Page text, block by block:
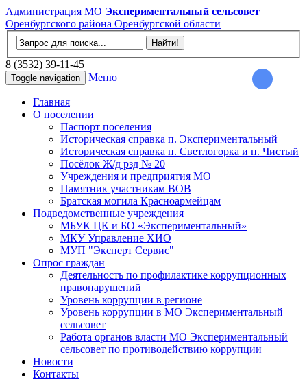
Администрация МО Экспериментальный сельсовет
Оренбургского района Оренбургской области
8 (3532) 39-11-45
Toggle navigation Меню
Главная
О поселении
Паспорт поселения
Историческая справка п. Экспериментальный
Историческая справка п. Светлогорка и п. Чистый
Посёлок Ж/д рзд № 20
Учреждения и предприятия МО
Памятник участникам ВОВ
Братская могила Красноармейцам
Подведомственные учреждения
МБУК ЦК и БО «Экспериментальный»
МКУ Управление ХИО
МУП "Эксперт Сервис"
Опрос граждан
Деятельность по профилактике коррупционных
правонарушений
Уровень коррупции в регионе
Уровень коррупции в МО Экспериментальный
сельсовет
Работа органов власти МО Экспериментальный
сельсовет по противодействию коррупции
Новости
Контакты